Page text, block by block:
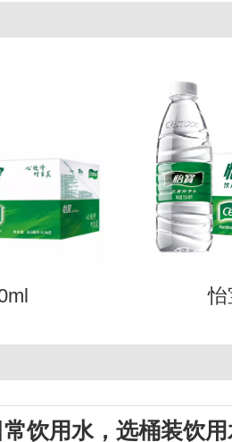
怡
饮用水，选桶装饮